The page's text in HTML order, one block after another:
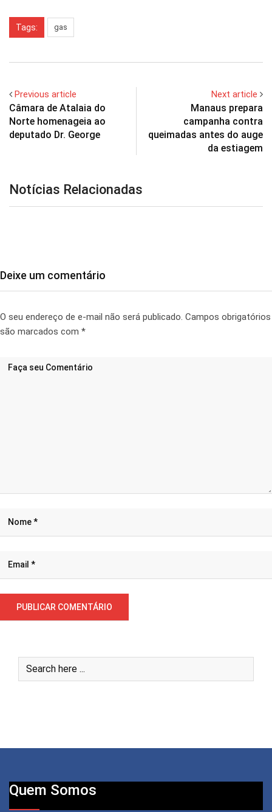
Tags: gas
Previous article
Câmara de Atalaia do
Norte homenageia ao
deputado Dr. George
Next article
Manaus prepara
campanha contra
queimadas antes do auge
da estiagem
Notícias Relacionadas
Deixe um comentário
O seu endereço de e-mail não será publicado. Campos obrigatórios
são marcados com *
Quem Somos